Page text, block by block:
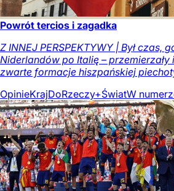
Powrót tercios i zagadka
Z INNEJ PERSPEKTYWY | Był czas,
Niderlandów po Italię – przemierzały
zwarte formacje hiszpańskiej
OpinieKrajDoRzeczy+ŚwiatW